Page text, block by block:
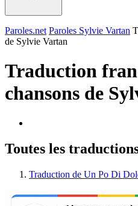
Paroles.net Paroles Sylvie Vartan
de Sylvie Vartan
Traduction
chansons de
Toutes les
Traduction de Un Po Di